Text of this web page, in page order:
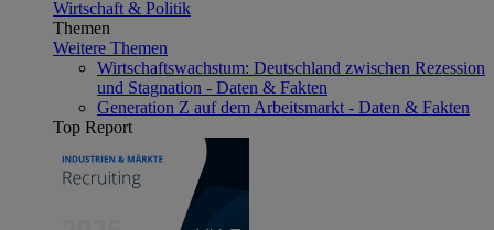
Wirtschaft & Politik
Themen
Weitere Themen
Wirtschaftswachstum: Deutschland zwischen Rezession
und Stagnation - Daten & Fakten
Generation Z auf dem Arbeitsmarkt - Daten & Fakten
Top Report